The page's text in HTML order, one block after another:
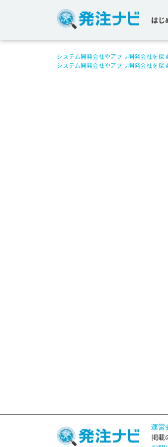
はじ
システム開発会社やアプリ開発会社を探
システム開発会社やアプリ開発会社を探
運営
掲載